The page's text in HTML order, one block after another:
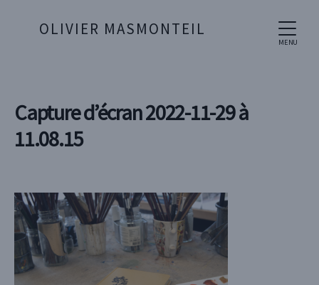
MENU
OLIVIER MASMONTEIL
Capture d’écran 2022-11-29 à
11.08.15